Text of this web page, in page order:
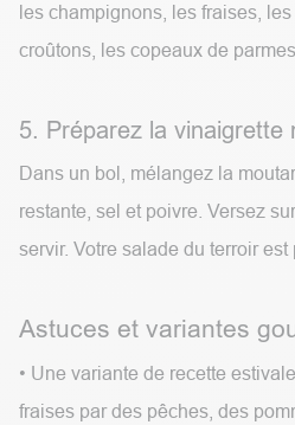
les champignons, les fraises,
croûtons, les copeaux de
5. Préparez la vinaigrette
Dans un bol, mélangez la
restante, sel et poivre. Versez
servir. Votre salade du terroir est
Astuces et variantes
• Une variante de recette
fraises par des pêches, des